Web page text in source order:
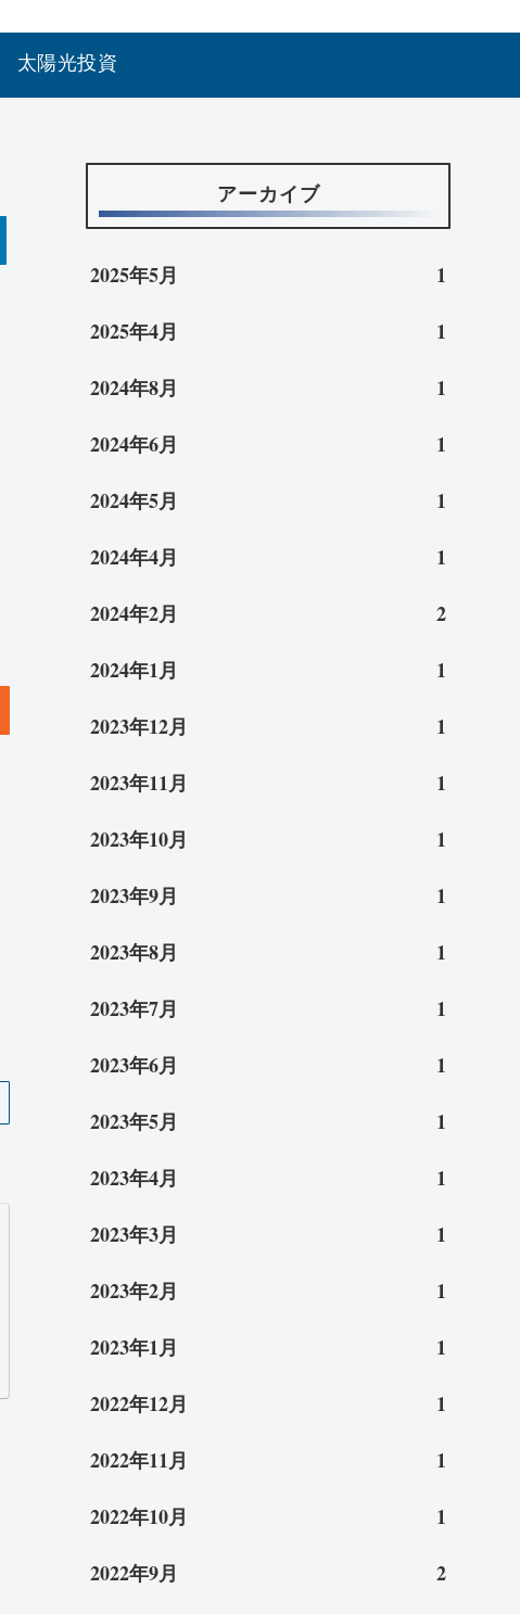
太陽光投資
アーカイブ
2025年5月
1
2025年4月
1
2024年8月
1
2024年6月
1
2024年5月
1
2024年4月
1
2024年2月
2
2024年1月
1
2023年12月
1
2023年11月
1
2023年10月
1
2023年9月
1
2023年8月
1
2023年7月
1
2023年6月
1
2023年5月
1
2023年4月
1
2023年3月
1
2023年2月
1
2023年1月
1
2022年12月
1
2022年11月
1
2022年10月
1
2022年9月
2